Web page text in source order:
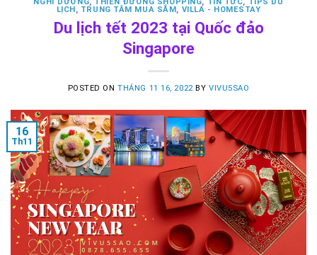
LỊCH, TRUNG TÂM MUA SẮM, VILLA - HOMESTAY
Du lịch tết 2023 tại Quốc đảo
Singapore
POSTED ONTHÁNG 11 16, 2022 BY VIVU5SAO
16
Th11